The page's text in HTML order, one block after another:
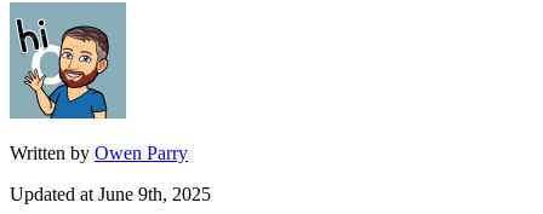
Written by Owen Parry
Updated at June 9th, 2025